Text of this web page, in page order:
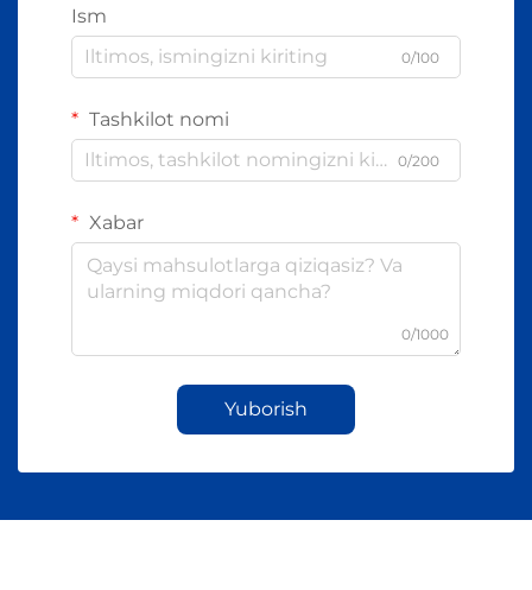
Ism
0/100
Tashkilot nomi
0/200
Xabar
0/1000
Yuborish